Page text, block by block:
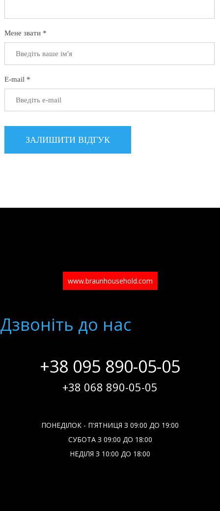
Мене звати *
E-mail *
www.braunhousehold.com
Дзвонiть до нас
+38 095 890-05-05
+38 068 890-05-05
ПОНЕДІЛОК - П'ЯТНИЦЯ З 09:00 ДО 19:00
СУБОТА З 09:00 ДО 18:00
НЕДІЛЯ З 10:00 ДО 18:00